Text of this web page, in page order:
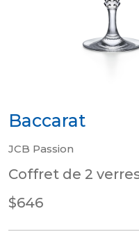
Baccarat
JCB Passion
Coffret de 2
$646